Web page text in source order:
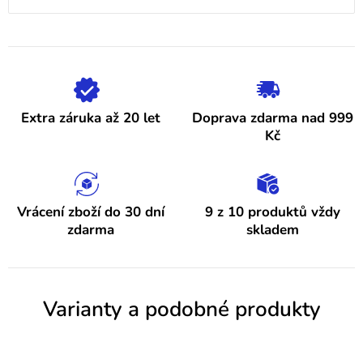
hvězdiček.
ý
p
h
o
e
Extra záruka až 20 let
Doprava zdarma nad 999
Kč
Vrácení zboží do 30 dní
zdarma
9 z 10 produktů vždy
skladem
Varianty a podobné produkty